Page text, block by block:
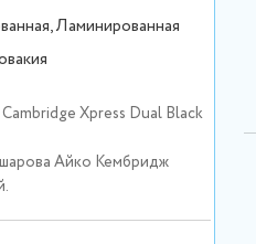
Ламинированная
Xpress Dual Black
Айко Кембридж